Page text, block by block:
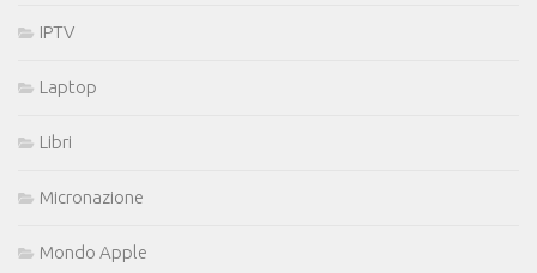
IPTV
Laptop
Libri
Micronazione
Mondo Apple